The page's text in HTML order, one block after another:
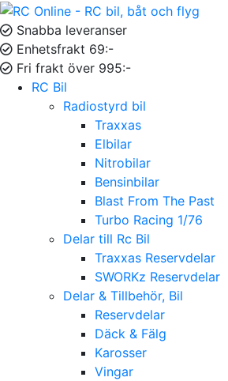
Snabba leveranser
Enhetsfrakt 69:-
Fri frakt över 995:-
RC Bil
Radiostyrd bil
Traxxas
Elbilar
Nitrobilar
Bensinbilar
Blast From The Past
Turbo Racing 1/76
Delar till Rc Bil
Traxxas Reservdelar
SWORKz Reservdelar
Delar & Tillbehör, Bil
Reservdelar
Däck & Fälg
Karosser
Vingar